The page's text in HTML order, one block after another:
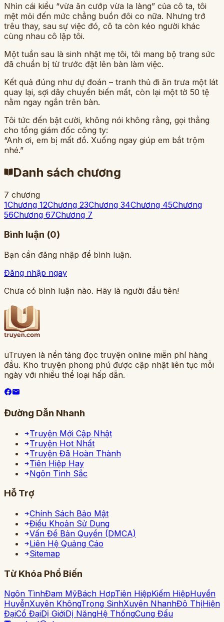
Nhìn cái kiểu “vừa ăn cướp vừa la làng” của cô ta, tôi
mệt mỏi đến mức chẳng buồn đôi co nữa. Nhưng trớ
trêu thay, sau sự việc đó, cô ta còn kéo người khác
cùng nhau cô lập tôi.
Một tuần sau là sinh nhật mẹ tôi, tôi mang bộ trang sức
đã chuẩn bị từ trước đặt lên bàn làm việc.
Kết quả đúng như dự đoán – tranh thủ đi ăn trưa một lát
quay lại, sợi dây chuyền biến mất, còn lại một tờ 50 tệ
nằm ngay ngắn trên bàn.
Tôi tức đến bật cười, không nói không rằng, gọi thẳng
cho tổng giám đốc công ty:
“Anh ơi, em bị mất đồ. Xuống ngay giúp em bắt trộm
nhé.”
Danh sách chương
7 chương
1Chương 12Chương 23Chương 34Chương 45Chương
56Chương 67Chương 7
Bình luận (0)
Bạn cần đăng nhập để bình luận.
Đăng nhập ngay
Chưa có bình luận nào. Hãy là người đầu tiên!
uTruyen là nền tảng đọc truyện online miễn phí hàng
đầu. Kho truyện phong phú được cập nhật liên tục mỗi
ngày với nhiều thể loại hấp dẫn.
Đường Dẫn Nhanh
Truyện Mới Cập Nhật
Truyện Hot Nhất
Truyện Đã Hoàn Thành
Tiên Hiệp Hay
Ngôn Tình Sắc
Hỗ Trợ
Chính Sách Bảo Mật
Điều Khoản Sử Dụng
Vấn Đề Bản Quyền (DMCA)
Liên Hệ Quảng Cáo
Sitemap
Từ Khóa Phổ Biến
Ngôn TìnhĐam MỹBách HợpTiên HiệpKiếm HiệpHuyền
HuyễnXuyên KhôngTrọng SinhXuyên NhanhĐô ThịHiện
ĐạiCổ ĐạiDị GiớiDị NăngHệ ThốngCung Đấu